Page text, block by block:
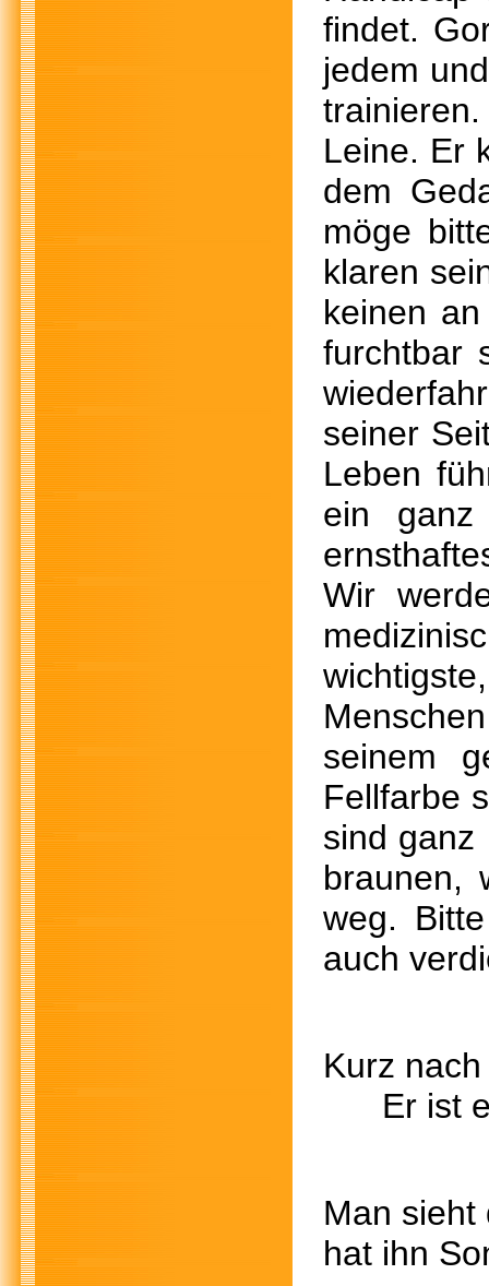
findet.
jedem
Leine. Er
dem
möge
klaren
keinen
furchtbar
seiner
Leben
ein
Wir
seinem
Fellfarbe
sind ganz
braunen,
weg.
auch
Kurz
Er ist
Man
hat ihn